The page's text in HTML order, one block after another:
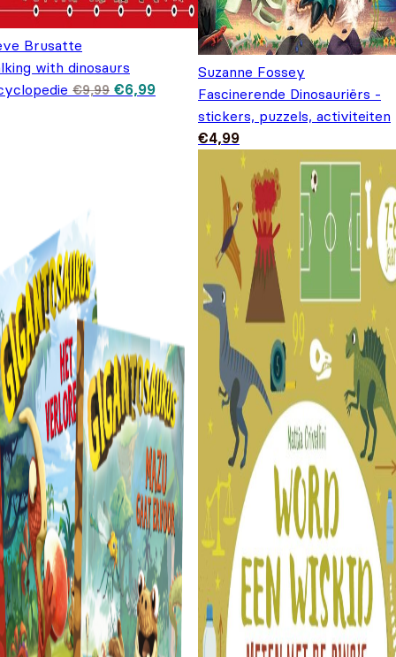
Brusatte
with dinosaurs
€9,99 Oorspronkelijke prijs was: €9,99.
€6,99Huidige prijs is: €6,99.
Suzanne Fossey
Fascinerende Dinosauriërs -
stickers, puzzels, activiteiten
€4,99